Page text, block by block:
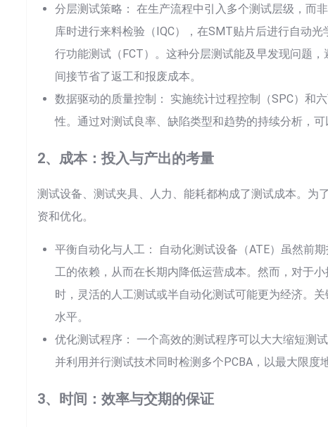
分层测试策略： 在生产流程中引入多个测试层级，而
库时进行来料检验（IQC），在SMT贴片后进行自动
行功能测试（FCT）。这种分层测试能及早发现问题
间接节省了返工和报废成本。
数据驱动的质量控制： 实施统计过程控制（SPC）和
性。通过对测试良率、缺陷类型和趋势的持续分析，
2、成本：投入与产出的考量
测试设备、测试夹具、人力、能耗都构成了测试成本。为
资和优化。
平衡自动化与人工： 自动化测试设备（ATE）虽然前
工的依赖，从而在长期内降低运营成本。然而，对于
时，灵活的人工测试或半自动化测试可能更为经济。
水平。
优化测试程序： 一个高效的测试程序可以大大缩短测
并利用并行测试技术同时检测多个PCBA，以最大限度
3、时间：效率与交期的保证